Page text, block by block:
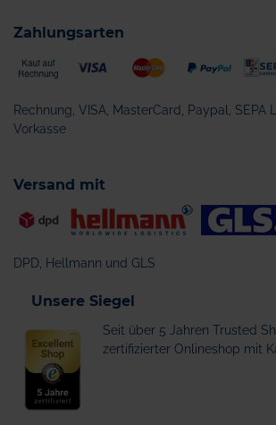
Zahlungsarten
Rechnung, VISA, MasterCard, Paypal, SEPA
Vorkasse
Versand mit
DPD, Hellmann und GLS
Unsere Siegel
Seit über 5 Jahren Trusted
zertifizierter Onlineshop mit